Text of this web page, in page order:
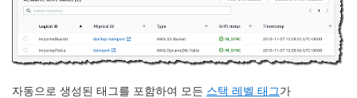
자동으로 생성된 태그를 포함하여 모든 스택 레벨 태그가